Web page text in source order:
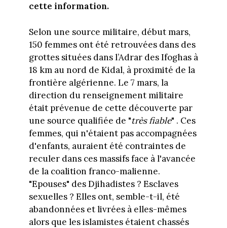
cette information.
Selon une source militaire, début mars,
150 femmes ont été retrouvées dans des
grottes situées dans l’Adrar des Ifoghas à
18 km au nord de Kidal, à proximité de la
frontière algérienne. Le 7 mars, la
direction du renseignement militaire
était prévenue de cette découverte par
une source qualifiée de "très fiable" . Ces
femmes, qui n'étaient pas accompagnées
d'enfants, auraient été contraintes de
reculer dans ces massifs face à l'avancée
de la coalition franco-malienne.
"Epouses" des Djihadistes ? Esclaves
sexuelles ? Elles ont, semble-t-il, été
abandonnées et livrées à elles-mêmes
alors que les islamistes étaient chassés